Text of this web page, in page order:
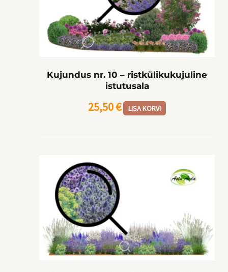
Kujundus nr. 10 – ristkülikukujuline
istutusala
25,50€ LISA KORVI